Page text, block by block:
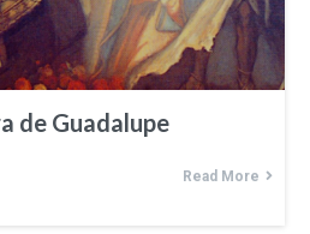
de Guadalupe
Read More